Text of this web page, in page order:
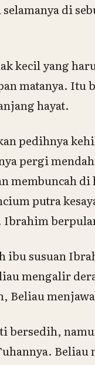
di
kecil yang
matanya. Itu
hayat.
pedihnya
pergi
membuncah
putra
ibu susuan
mengalir
Beliau
bersedih,